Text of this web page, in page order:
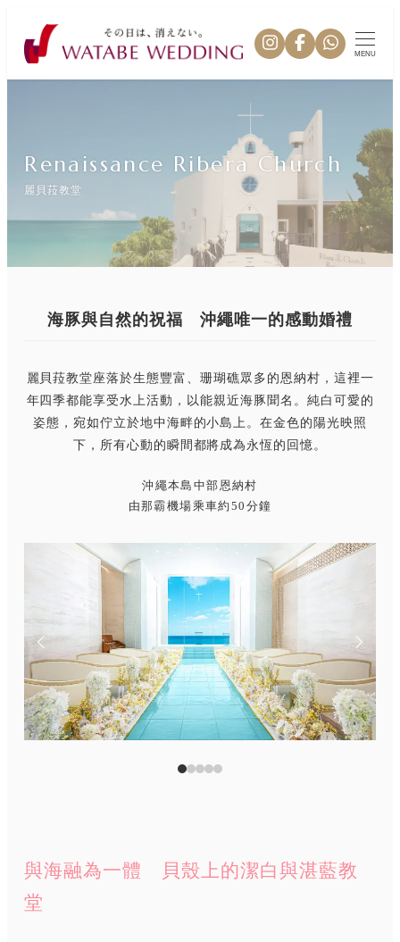
MENU
Renaissance Ribera Church
麗貝菈教堂
海豚與自然的祝福 沖繩唯一的感動婚禮
麗貝菈教堂座落於生態豐富、珊瑚礁眾多的恩納村，這裡一
年四季都能享受水上活動，以能親近海豚聞名。純白可愛的
姿態，宛如佇立於地中海畔的小島上。在金色的陽光映照
下，所有心動的瞬間都將成為永恆的回憶。
沖繩本島中部恩納村
由那霸機場乘車約50分鐘
與海融為一體 貝殼上的潔白與湛藍教
堂